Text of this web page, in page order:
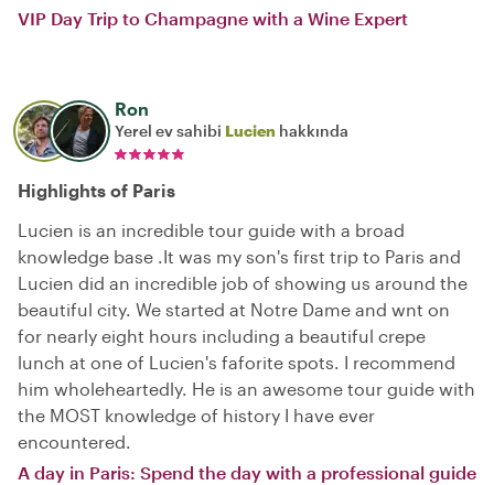
VIP Day Trip to Champagne with a Wine Expert
Ron
Yerel ev sahibi Lucien hakkında
Highlights of Paris
Lucien is an incredible tour guide with a broad
knowledge base .It was my son's first trip to Paris and
Lucien did an incredible job of showing us around the
beautiful city. We started at Notre Dame and wnt on
for nearly eight hours including a beautiful crepe
lunch at one of Lucien's faforite spots. I recommend
him wholeheartedly. He is an awesome tour guide with
the MOST knowledge of history I have ever
encountered.
A day in Paris: Spend the day with a professional guide